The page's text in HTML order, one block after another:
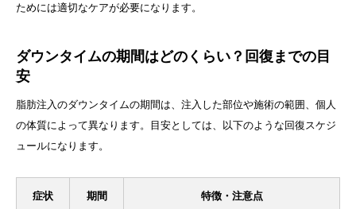
ためには適切なケアが必要になります。
ダウンタイムの期間はどのくらい？回復までの目
安
脂肪注入のダウンタイムの期間は、注入した部位や施術の範囲、個人
の体質によって異なります。目安としては、以下のような回復スケジ
ュールになります。
症状
期間
特徴・注意点